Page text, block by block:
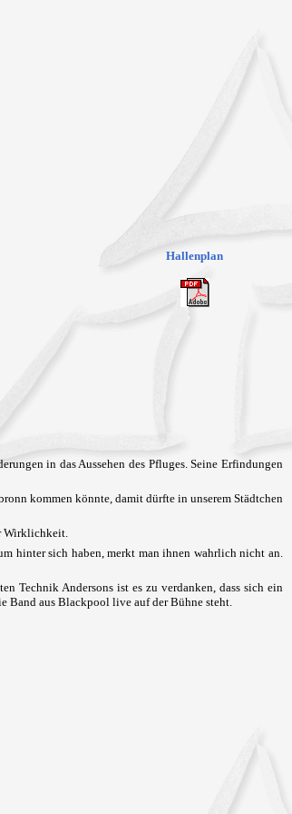
Hallenplan
in das Aussehen des Pfluges. Seine Erfindungen
kommen könnte, damit dürfte in unserem Städtchen
Wirklichkeit.
hinter sich haben, merkt man ihnen wahrlich nicht an.
Technik Andersons ist es zu verdanken, dass sich ein
Band aus Blackpool live auf der Bühne steht.